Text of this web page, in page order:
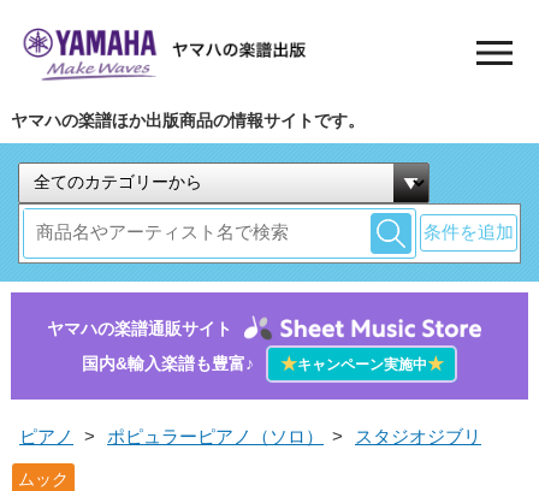
ヤマハの楽譜ほか出版商品の情報サイトです。
条件を追加
ヤマハの楽譜通販サイト
国内&輸入楽譜も豊富♪
★キャンペーン実施中★
ピアノ > ポピュラーピアノ（ソロ） > スタジオジブリ
ムック